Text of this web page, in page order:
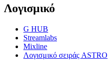
Λογισμικό
G HUB
Streamlabs
Mixline
Λογισμικό σειράς ASTRO